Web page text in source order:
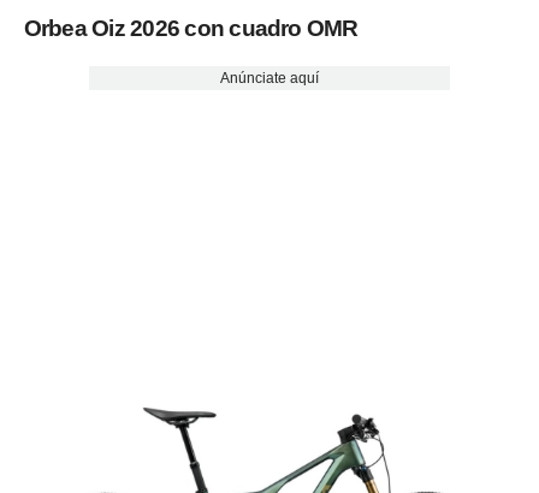
Orbea Oiz 2026 con cuadro OMR
Anúnciate aquí